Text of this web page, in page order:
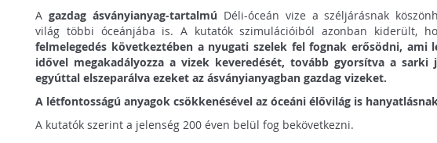
Agazdag ásványianyag-tartalmú Déli-óceán vize a széljárásnak
világ többi óceánjába is. A kutatók szimulációiból azonban kiderült,
felmelegedés következtében a nyugati szelek fel fognak erősödni, ami
idővel megakadályozza a vizek keveredését, tovább gyorsítva a sarki
egyúttal elszeparálva ezeket az ásványianyagban gazdag vizeket.
A létfontosságú anyagok csökkenésével az óceáni élővilág is
A kutatók szerint a jelenség 200 éven belül fog bekövetkezni.